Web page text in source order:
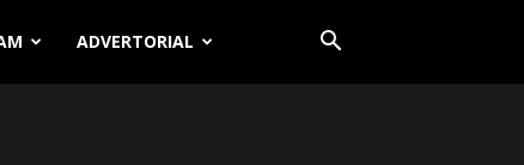
ADVERTORIAL